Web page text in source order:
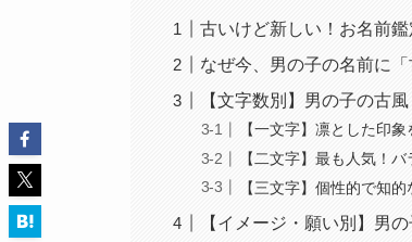
古いけど新しい！お名前
なぜ今、男の子の名前に
【文字数別】男の子の古
【一文字】凛とした印
【二文字】最も人気！
【三文字】個性的で知
【イメージ・願い別】男